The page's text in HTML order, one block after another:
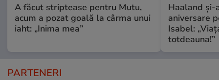
A făcut striptease pentru Mutu,
acum a pozat goală la cârma unui
iaht: „Inima mea”
Haaland
aniversare
Isabel:
totdeauna!”
PARTENERI